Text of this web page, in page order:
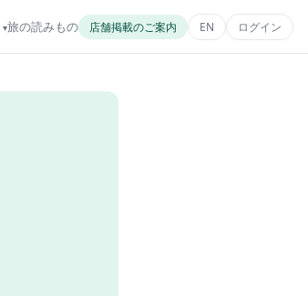
旅の読みもの 店舗掲載のご案内 EN ログイン